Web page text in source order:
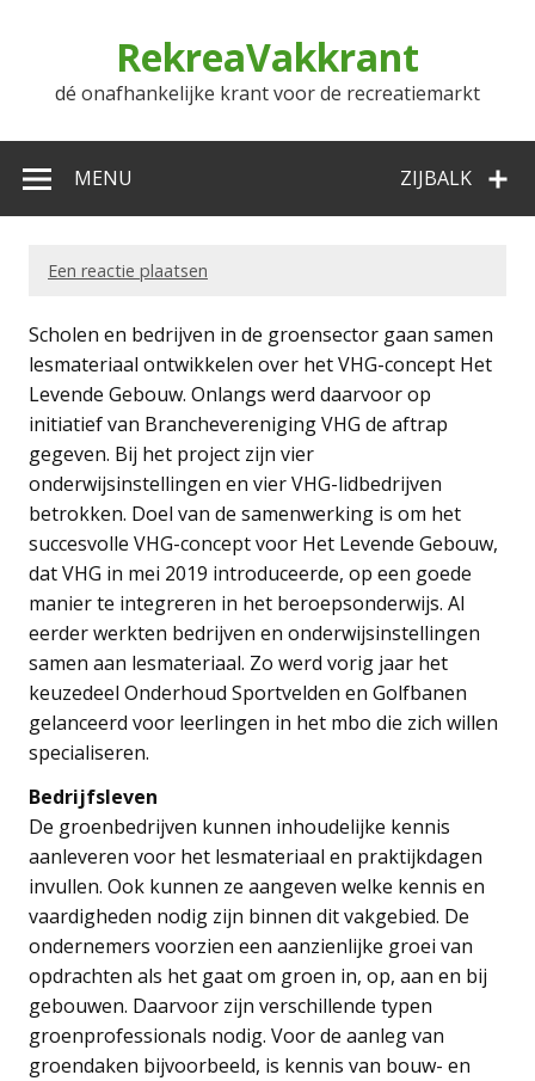
RekreaVakkrant
dé onafhankelijke krant voor de recreatiemarkt
ZIJBALK
MENU
Een reactie plaatsen
Scholen en bedrijven in de groensector gaan samen
lesmateriaal ontwikkelen over het VHG-concept Het
Levende Gebouw. Onlangs werd daarvoor op
initiatief van Branchevereniging VHG de aftrap
gegeven. Bij het project zijn vier
onderwijsinstellingen en vier VHG-lidbedrijven
betrokken. Doel van de samenwerking is om het
succesvolle VHG-concept voor Het Levende Gebouw,
dat VHG in mei 2019 introduceerde, op een goede
manier te integreren in het beroepsonderwijs. Al
eerder werkten bedrijven en onderwijsinstellingen
samen aan lesmateriaal. Zo werd vorig jaar het
keuzedeel Onderhoud Sportvelden en Golfbanen
gelanceerd voor leerlingen in het mbo die zich willen
specialiseren.
Bedrijfsleven
De groenbedrijven kunnen inhoudelijke kennis
aanleveren voor het lesmateriaal en praktijkdagen
invullen. Ook kunnen ze aangeven welke kennis en
vaardigheden nodig zijn binnen dit vakgebied. De
ondernemers voorzien een aanzienlijke groei van
opdrachten als het gaat om groen in, op, aan en bij
gebouwen. Daarvoor zijn verschillende typen
groenprofessionals nodig. Voor de aanleg van
groendaken bijvoorbeeld, is kennis van bouw- en